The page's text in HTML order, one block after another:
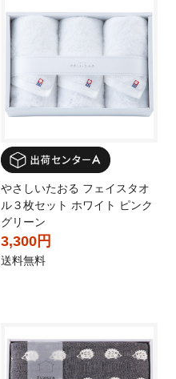
やさしいたおる フェイスタオ
ル３枚セット ホワイト ピンク
グリーン
3,300円
送料無料